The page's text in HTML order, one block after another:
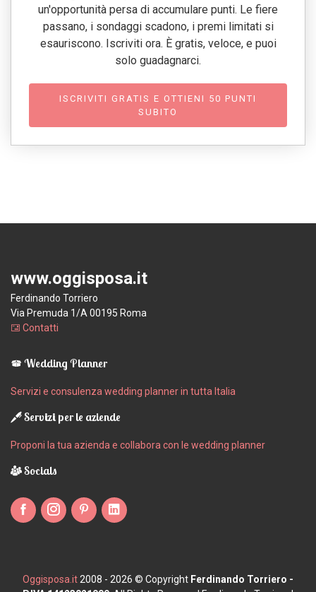
un'opportunità persa di accumulare punti. Le fiere
passano, i sondaggi scadono, i premi limitati si
esauriscono. Iscriviti ora. È gratis, veloce, e puoi
solo guadagnarci.
ISCRIVITI GRATIS E OTTIENI 50 PUNTI
SUBITO
www.oggisposa.it
Ferdinando Torriero
Via Premuda 1/A 00195 Roma
Contatti
Wedding Planner
Servizi e consulenza wedding planner in tutta Italia
Servizi per le aziende
Proponi la tua azienda e collabora con le wedding planner
Socials
Oggisposa.it 2008 - 2026 © Copyright Ferdinando Torriero -